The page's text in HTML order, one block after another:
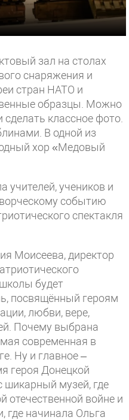
зал на столах
снаряжения и
стран НАТО и
образцы. Можно
классное фото.
В одной из
хор «Медовый
учителей, учеников и
событию
спектакля
Моисеева, директор
будет
посвящённый героям
любви, вере,
Почему выбрана
современная в
Ну и главное –
героя Донецкой
шикарный музей, где
отечественной войне и
где начинала Ольга